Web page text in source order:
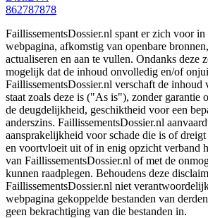
862787878
FaillissementsDossier.nl spant er zich voor
webpagina, afkomstig van openbare
actualiseren en aan te vullen. Ondanks deze
mogelijk dat de inhoud onvolledig en/of
FaillissementsDossier.nl verschaft de inhoud
staat zoals deze is ("As is"), zonder garantie
de deugdelijkheid, geschiktheid voor een
anderszins. FaillissementsDossier.nl
aansprakelijkheid voor schade die is of
en voortvloeit uit of in enig opzicht verband
van FaillissementsDossier.nl of met de
kunnen raadplegen. Behoudens deze
FaillissementsDossier.nl niet
webpagina gekoppelde bestanden van
geen bekrachtiging van die bestanden in.